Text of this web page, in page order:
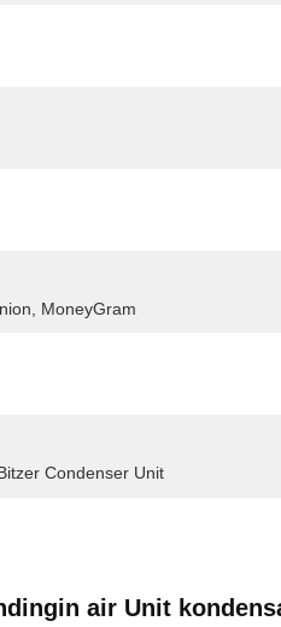
MoneyGram
Condenser Unit
air Unit